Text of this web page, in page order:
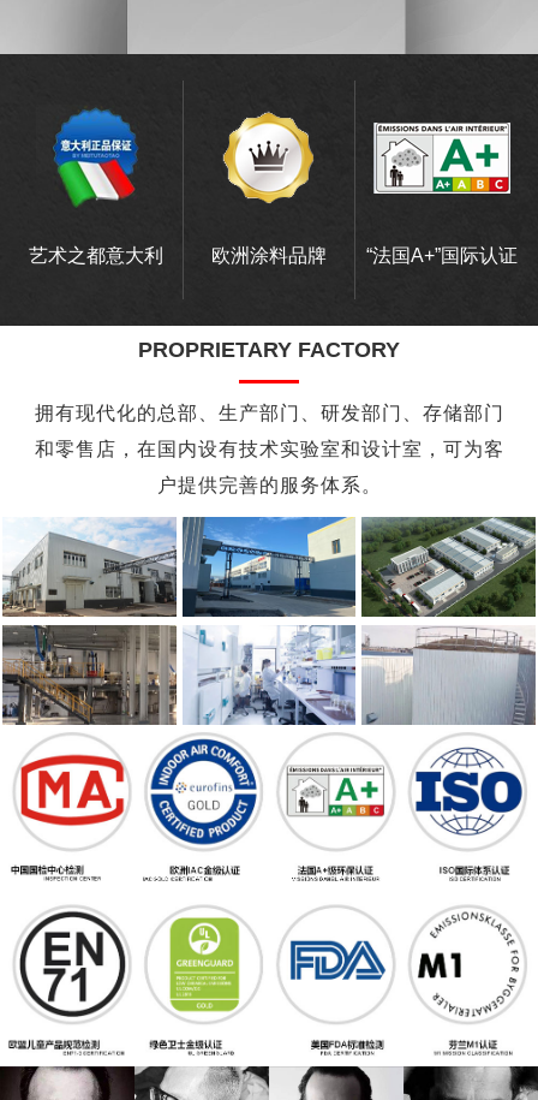
艺术之都意大利 欧洲涂料品牌 “法国A+”国际认证
PROPRIETARY FACTORY
拥有现代化的总部、生产部门、研发部门、存储部门
和零售店，在国内设有技术实验室和设计室，可为客
户提供完善的服务体系。